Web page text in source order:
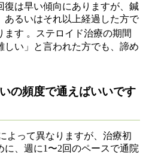
復は早い傾向にありますが、鍼
あるいはそれ以上経過した方で
ます 。ステロイド治療の期間
しい」と言われた方でも、諦め
の頻度で通えばいいです
よって異なりますが、治療初
、週に1〜2回のペースで通院